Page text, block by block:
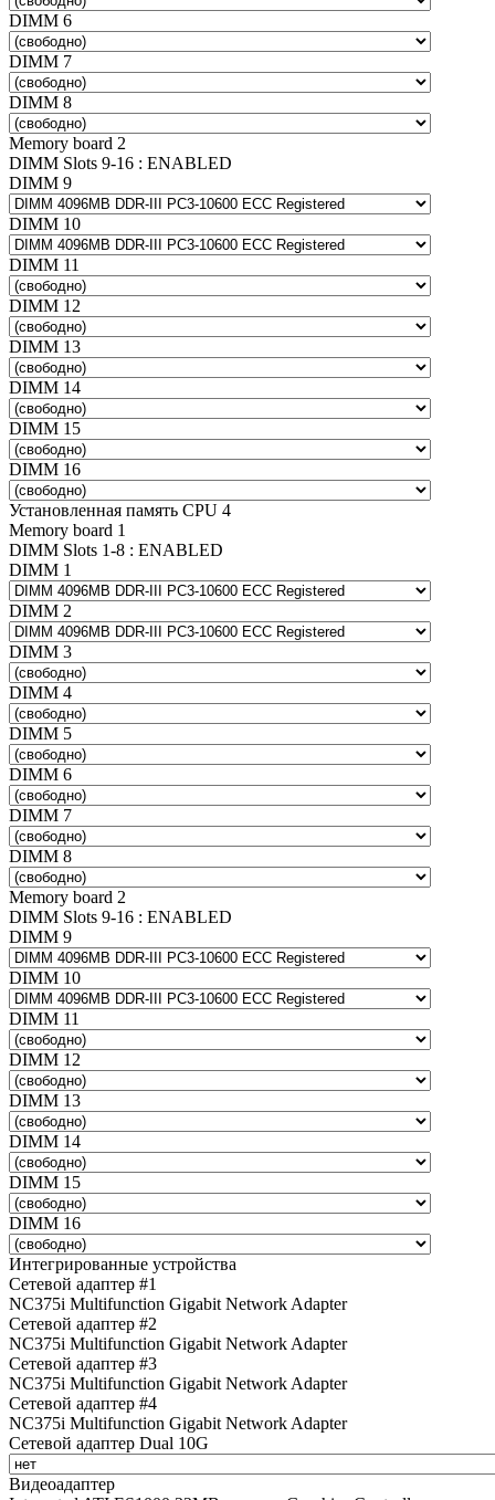
DIMM 6
DIMM 7
DIMM 8
Memory board 2
DIMM Slots 9-16 : ENABLED
DIMM 9
DIMM 10
DIMM 11
DIMM 12
DIMM 13
DIMM 14
DIMM 15
DIMM 16
Установленная память CPU 4
Memory board 1
DIMM Slots 1-8 : ENABLED
DIMM 1
DIMM 2
DIMM 3
DIMM 4
DIMM 5
DIMM 6
DIMM 7
DIMM 8
Memory board 2
DIMM Slots 9-16 : ENABLED
DIMM 9
DIMM 10
DIMM 11
DIMM 12
DIMM 13
DIMM 14
DIMM 15
DIMM 16
Интегрированные устройства
Сетевой адаптер #1
NC375i Multifunction Gigabit Network Adapter
Сетевой адаптер #2
NC375i Multifunction Gigabit Network Adapter
Сетевой адаптер #3
NC375i Multifunction Gigabit Network Adapter
Сетевой адаптер #4
NC375i Multifunction Gigabit Network Adapter
Сетевой адаптер Dual 10G
Видеоадаптер